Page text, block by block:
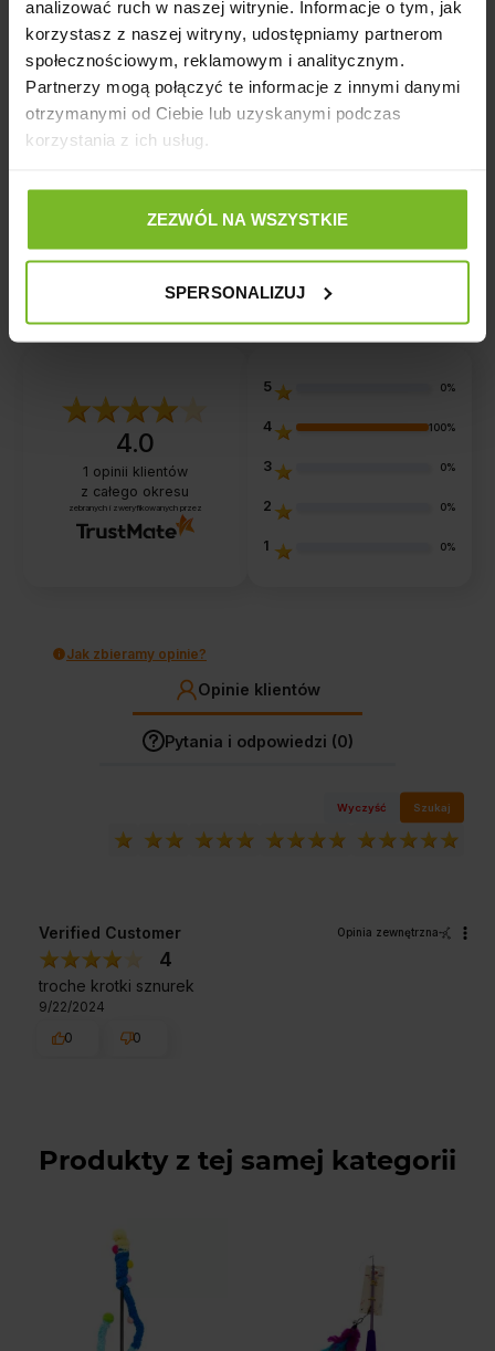
analizować ruch w naszej witrynie. Informacje o tym, jak
korzystasz z naszej witryny, udostępniamy partnerom
społecznościowym, reklamowym i analitycznym.
Partnerzy mogą połączyć te informacje z innymi danymi
otrzymanymi od Ciebie lub uzyskanymi podczas
korzystania z ich usług.
ZEZWÓL NA WSZYSTKIE
SPERSONALIZUJ
stanowić zagrożenie.
Producent
Opinie
4.0
1 opinii klientów
z całego okresu
zebranych i zweryfikowanych przez
5 0%
4 100%
3 0%
2 0%
1 0%
Jak zbieramy opinie?
Opinie klientów
Pytania i odpowiedzi (0)
Wyczyść Szukaj
Verified Customer Opinia zewnętrzna
4
troche krotki sznurek
9/22/2024
0
0
Produkty z tej samej kategorii